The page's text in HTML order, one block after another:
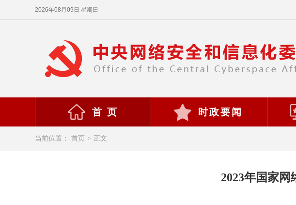
2026年08月09日 星期日
首 页 时政要闻
当前位置： 首页 > 正文
2023年国家